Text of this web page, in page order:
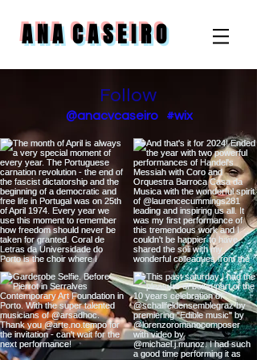
A N A C A S E I R O
Follow
#wix
@anacvcaseiro